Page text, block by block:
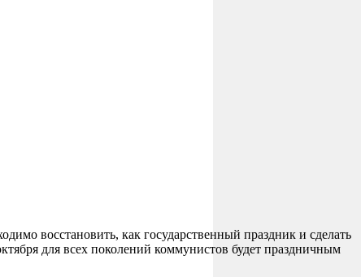
восстановить, как государственный праздник и сделать
для всех поколений коммунистов будет праздничным